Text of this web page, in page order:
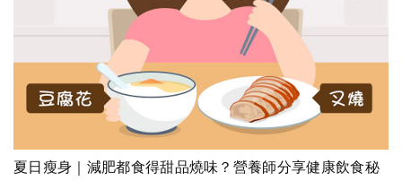
夏日瘦身｜減肥都食得甜品燒味？營養師分享健康飲食秘